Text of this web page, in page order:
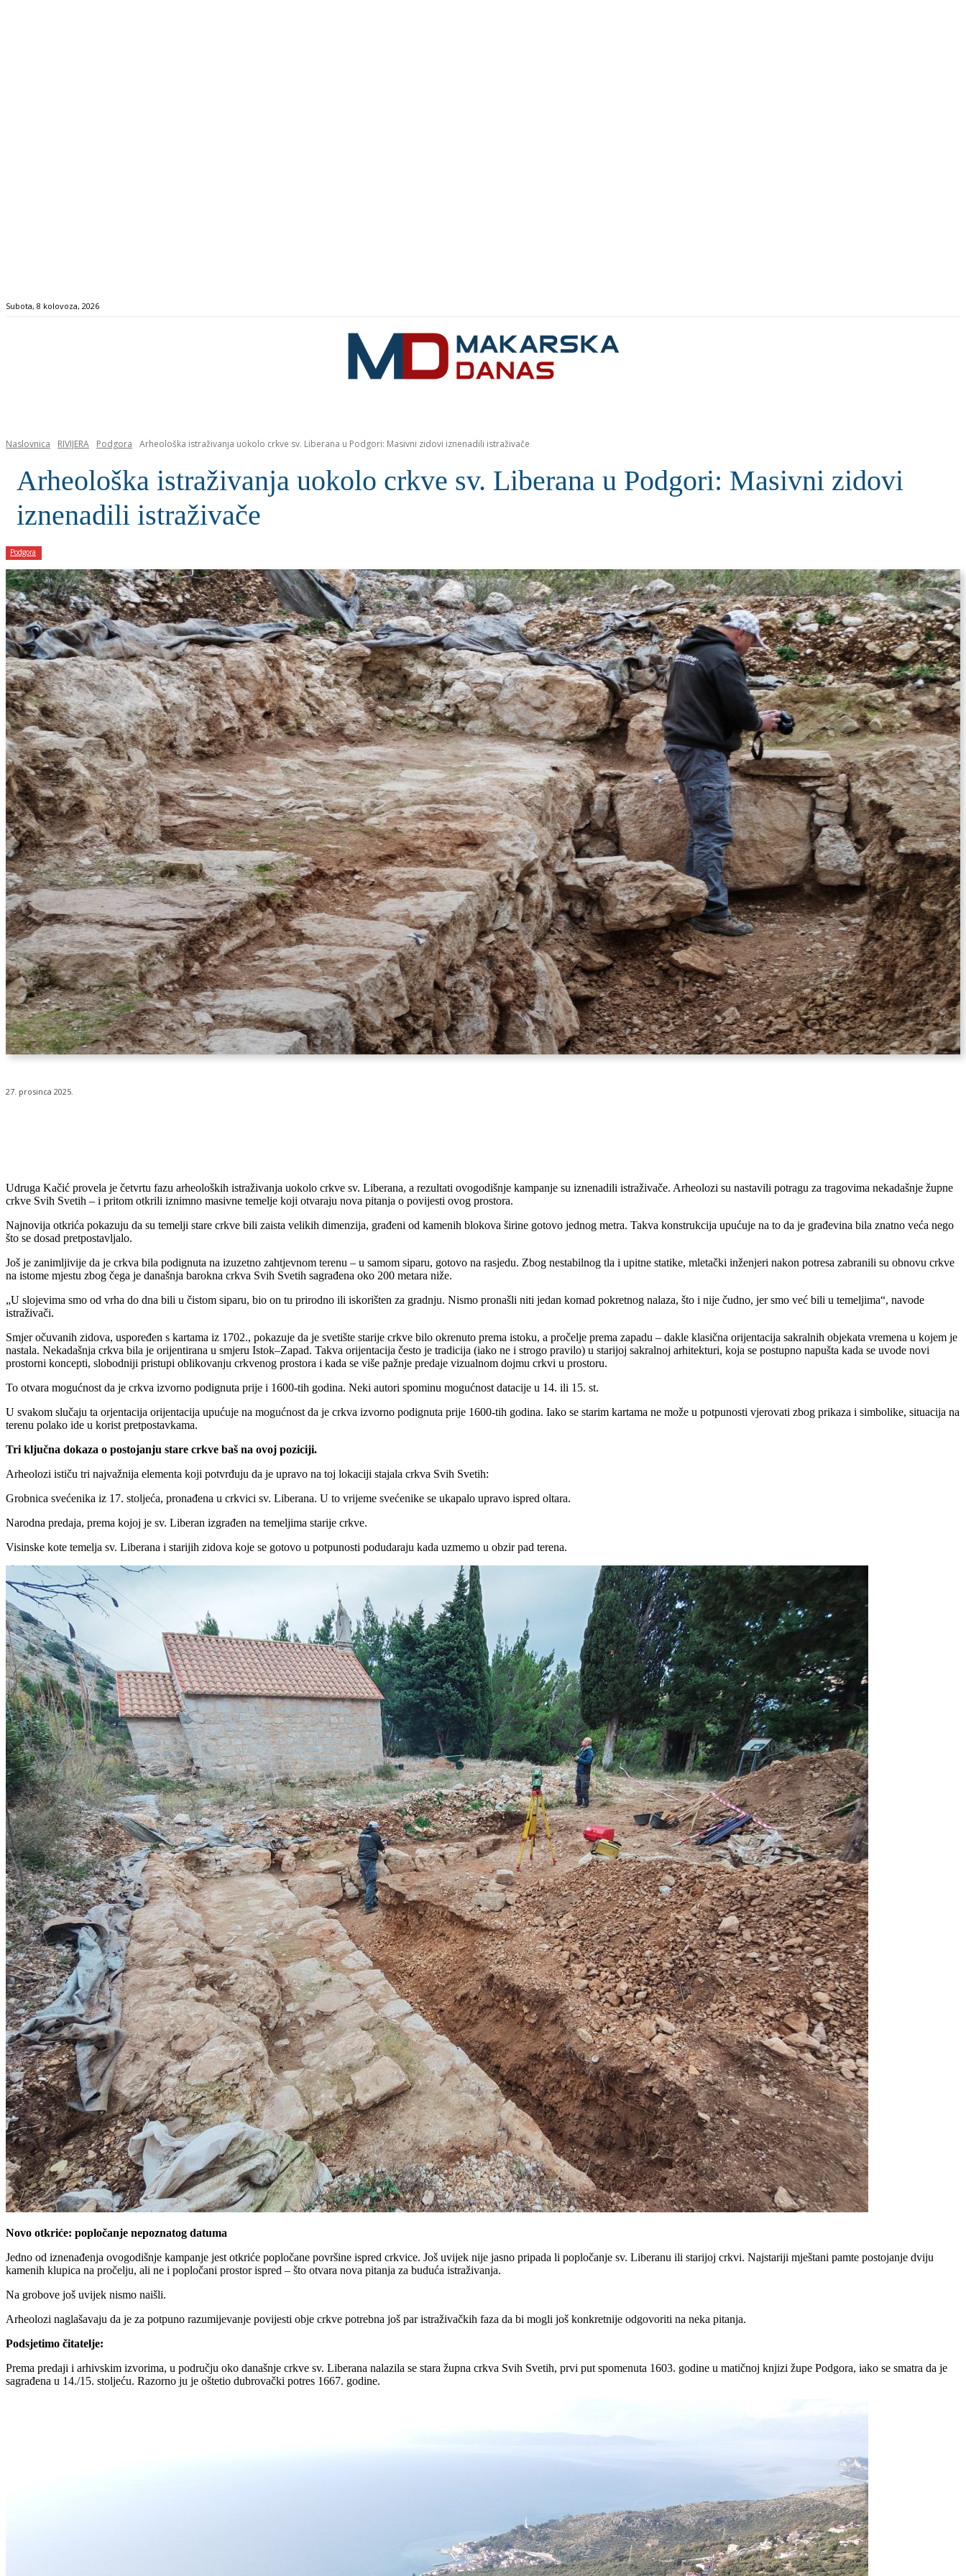
Subota, 8 kolovoza, 2026
Naslovnica RIVIJERA Podgora Arheološka istraživanja uokolo crkve sv. Liberana u Podgori: Masivni zidovi iznenadili istraživače
Arheološka istraživanja uokolo crkve sv. Liberana u Podgori: Masivni zidovi
iznenadili istraživače
Podgora
27. prosinca 2025.
Udruga Kačić provela je četvrtu fazu arheoloških istraživanja uokolo crkve sv. Liberana, a rezultati ovogodišnje kampanje su iznenadili istraživače. Arheolozi su nastavili potragu za tragovima nekadašnje župne
crkve Svih Svetih – i pritom otkrili iznimno masivne temelje koji otvaraju nova pitanja o povijesti ovog prostora.
Najnovija otkrića pokazuju da su temelji stare crkve bili zaista velikih dimenzija, građeni od kamenih blokova širine gotovo jednog metra. Takva konstrukcija upućuje na to da je građevina bila znatno veća nego
što se dosad pretpostavljalo.
Još je zanimljivije da je crkva bila podignuta na izuzetno zahtjevnom terenu – u samom siparu, gotovo na rasjedu. Zbog nestabilnog tla i upitne statike, mletački inženjeri nakon potresa zabranili su obnovu crkve
na istome mjestu zbog čega je današnja barokna crkva Svih Svetih sagrađena oko 200 metara niže.
„U slojevima smo od vrha do dna bili u čistom siparu, bio on tu prirodno ili iskorišten za gradnju. Nismo pronašli niti jedan komad pokretnog nalaza, što i nije čudno, jer smo već bili u temeljima“, navode
istraživači.
Smjer očuvanih zidova, uspoređen s kartama iz 1702., pokazuje da je svetište starije crkve bilo okrenuto prema istoku, a pročelje prema zapadu – dakle klasična orijentacija sakralnih objekata vremena u kojem je
nastala. Nekadašnja crkva bila je orijentirana u smjeru Istok–Zapad. Takva orijentacija često je tradicija (iako ne i strogo pravilo) u starijoj sakralnoj arhitekturi, koja se postupno napušta kada se uvode novi
prostorni koncepti, slobodniji pristupi oblikovanju crkvenog prostora i kada se više pažnje predaje vizualnom dojmu crkvi u prostoru.
To otvara mogućnost da je crkva izvorno podignuta prije i 1600-tih godina. Neki autori spominu mogućnost datacije u 14. ili 15. st.
U svakom slučaju ta orjentacija orijentacija upućuje na mogućnost da je crkva izvorno podignuta prije 1600-tih godina. Iako se starim kartama ne može u potpunosti vjerovati zbog prikaza i simbolike, situacija na
terenu polako ide u korist pretpostavkama.
Tri ključna dokaza o postojanju stare crkve baš na ovoj poziciji.
Arheolozi ističu tri najvažnija elementa koji potvrđuju da je upravo na toj lokaciji stajala crkva Svih Svetih:
Grobnica svećenika iz 17. stoljeća, pronađena u crkvici sv. Liberana. U to vrijeme svećenike se ukapalo upravo ispred oltara.
Narodna predaja, prema kojoj je sv. Liberan izgrađen na temeljima starije crkve.
Visinske kote temelja sv. Liberana i starijih zidova koje se gotovo u potpunosti podudaraju kada uzmemo u obzir pad terena.
Novo otkriće: popločanje nepoznatog datuma
Jedno od iznenađenja ovogodišnje kampanje jest otkriće popločane površine ispred crkvice. Još uvijek nije jasno pripada li popločanje sv. Liberanu ili starijoj crkvi. Najstariji mještani pamte postojanje dviju
kamenih klupica na pročelju, ali ne i popločani prostor ispred – što otvara nova pitanja za buduća istraživanja.
Na grobove još uvijek nismo naišli.
Arheolozi naglašavaju da je za potpuno razumijevanje povijesti obje crkve potrebna još par istraživačkih faza da bi mogli još konkretnije odgovoriti na neka pitanja.
Podsjetimo čitatelje:
Prema predaji i arhivskim izvorima, u području oko današnje crkve sv. Liberana nalazila se stara župna crkva Svih Svetih, prvi put spomenuta 1603. godine u matičnoj knjizi župe Podgora, iako se smatra da je
sagrađena u 14./15. stoljeću. Razorno ju je oštetio dubrovački potres 1667. godine.